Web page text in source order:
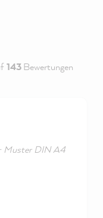
143Bewertungen
Muster DIN A4